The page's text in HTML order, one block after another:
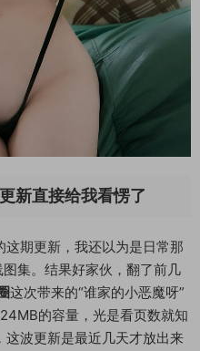
新直接给我看愣了
这期更新，我还以为是日常那
集。结果好家伙，翻了前几
这次带来的“谁家的小恶魔呀”
的容量，光是看页数就知
波更新是最近几天才放出来